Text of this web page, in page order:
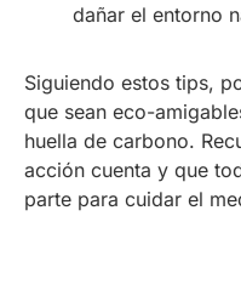
dañar el entorno
Siguiendo estos tips,
que sean eco-
huella de carbono.
acción cuenta y que
parte para cuidar el